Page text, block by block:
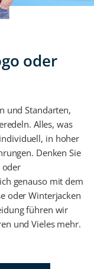
oder
und Standarten,
Alles, was
in hoher
Denken Sie
oder
genauso mit dem
oder Winterjacken
führen wir
und Vieles mehr.